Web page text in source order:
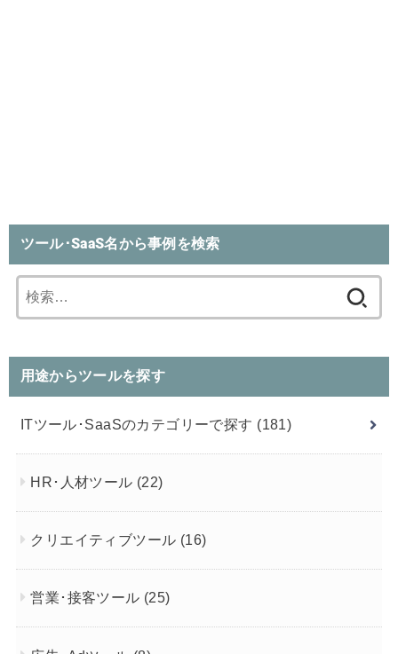
ツール･SaaS名から事例を検索
索:
用途からツールを探す
ITツール･SaaSのカテゴリーで探す (181)
HR･人材ツール (22)
クリエイティブツール (16)
営業･接客ツール (25)